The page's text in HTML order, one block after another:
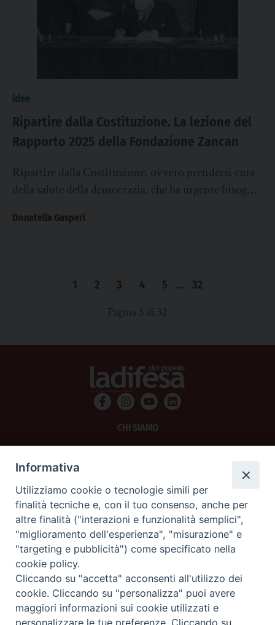
idee
Ripartire dalla Costituzione. La lezione del
Rapporto 2025 della Fondazione Zancan
Ripartire dalla Costituzione, ovvero prendersi cura
della salute della democrazia, che ha urgente bisogno
fondamenti....
Donatella Gasperi
1 2 3 4 5 … 32
Pagina 3 di 32
CHI SIAMO
SCRIVICI
La Difesa srl - P.iva 05125420280
La Difesa del Popolo percepisce i contributi pubblici all'editoria.
La Difesa del Popolo, tramite la Fisc (Federazione Italiana Settimanali Cattolici)
ha aderito allo IAP (Istituto dell'Autodisciplina Pubblicitaria) accettando il Codice
di Autodisciplina della Comunicazione Commerciale.
La Difesa del Popolo è una testata registrata presso il Tribunale di Padova
decreto del 15 giugno 1950 al n. 37 del registro periodici.
Informativa
Utilizziamo cookie o tecnologie simili per
finalità tecniche e, con il tuo consenso, anche per
altre finalità ("interazioni e funzionalità semplici",
"miglioramento dell'esperienza", "misurazione" e
"targeting e pubblicità") come specificato nella
cookie policy.
Cliccando su "accetta" acconsenti all'utilizzo dei
cookie. Cliccando su "personalizza" puoi avere
maggiori informazioni sui cookie utilizzati e